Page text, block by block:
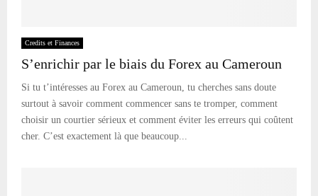
Credits et Finances
S’enrichir par le biais du Forex au Cameroun
Si tu t’intéresses au Forex au Cameroun, tu cherches sans doute
surtout à savoir comment commencer sans te tromper, comment
choisir un courtier sérieux et comment éviter les erreurs qui coûtent
cher. C’est exactement là que beaucoup...